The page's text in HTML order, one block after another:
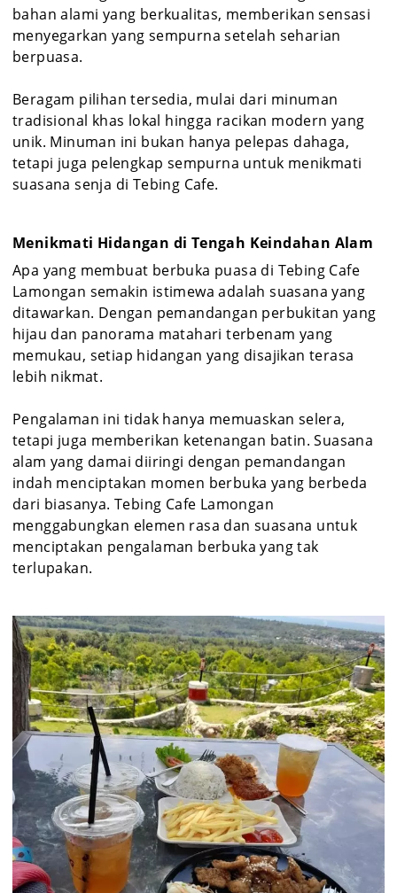
bahan alami yang berkualitas, memberikan sensasi
menyegarkan yang sempurna setelah seharian
berpuasa.
Beragam pilihan tersedia, mulai dari minuman
tradisional khas lokal hingga racikan modern yang
unik. Minuman ini bukan hanya pelepas dahaga,
tetapi juga pelengkap sempurna untuk menikmati
suasana senja di Tebing Cafe.
Menikmati Hidangan di Tengah Keindahan Alam
Apa yang membuat berbuka puasa di Tebing Cafe
Lamongan semakin istimewa adalah suasana yang
ditawarkan. Dengan pemandangan perbukitan yang
hijau dan panorama matahari terbenam yang
memukau, setiap hidangan yang disajikan terasa
lebih nikmat.
Pengalaman ini tidak hanya memuaskan selera,
tetapi juga memberikan ketenangan batin. Suasana
alam yang damai diiringi dengan pemandangan
indah menciptakan momen berbuka yang berbeda
dari biasanya. Tebing Cafe Lamongan
menggabungkan elemen rasa dan suasana untuk
menciptakan pengalaman berbuka yang tak
terlupakan.